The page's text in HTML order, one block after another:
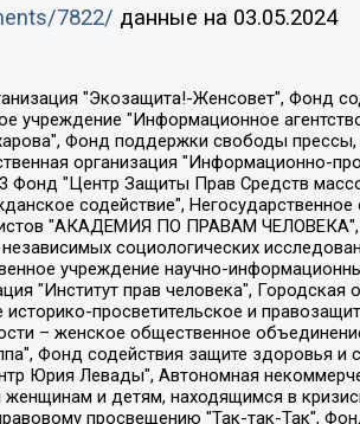
7822/ данные на 03.05.2024
информационное агентство "MEDIUM-ORIENT", Красноярская региональная общественная организация "Мы против СПИДа", Камалягин Денис Николаевич, Маркелов Сергей Евгеньевич, Пономарев Лев Александрович, Савицкая Людмила Алексеевна, Автономная некоммерческая организация "Центр по работе с проблемой насилия "НАСИЛИЮ.НЕТ", Межрегиональный профессиональный союз работников здравоохранения "Альянс врачей", Юридическое лицо, зарегистрированное в Латвийской Республике, SIA "Medusa Project" (регистрационный номер 40103797863, дата регистрации 10.06.2014), Некоммерческая организация "Фонд по борьбе с коррупцией", Автономная некоммерческая организация "Институт права и публичной политики", Баданин Роман Сергеевич, Гликин Максим Александрович, Железнова Мария Михайловна, Лукьянова Юлия Сергеевна, Маетная Елизавета Витальевна, Маняхин Петр Борисович, Чуракова Ольга Владимировна, Ярош Юлия Петровна, Юридическое лицо "The Insider SIA", зарегистрированное в Риге, Латвийская Республика (дата регистрации 26.06.2015), являющееся администратором доменного имени интернет-издания "The Insider SIA", https://theins.ru, Постернак Алексей Евгеньевич, Рубин Михаил Аркадьевич, Анин Роман Александрович, Юридическое лицо Istories fonds, зарегистрированное в Латвийской Республике (регистрационный номер 50008295751, дата регистрации 24.02.2020), Великовский Дмитрий Александрович, Долинина Ирина Николаевна, Мароховская Алеся Алексеевна, Шлейнов Роман Юрьевич, Шмагун Олеся Валентиновна, Общество с ограниченной ответственностью "Альтаир 2021", Общество с ограниченной ответственностью "Вега 2021", Общество с ограниченной ответственностью "Главный редактор 2021", Общество с ограниченной ответственностью "Ромашки монолит", Важенков Артем Валерьевич, Ивановская областная общественная организация "Центр гендерных исследований", Гурман Юрий Альбертович, Медиапроект "ОВД-Инфо", Егоров Владимир Владимирович, Жилинский Владимир Александрович, Общество с ограниченной ответственностью "ЗП", Иванова София Юрьевна, Карезина Инна Павловна, Кильтау Екатерина Викторовна, Петров Алексей Викторович, Пискунов Сергей Евгеньевич, Смирнов Сергей Сергеевич, Тихонов Михаил Сергеевич, Общество с ограниченной ответственностью "ЖУРНАЛИСТ-ИНОСТРАННЫЙ АГЕНТ", Арапова Галина Юрьевна, Вольтская Татьяна Анатольевна, Американская компания "Mason G.E.S. Anonymous Foundation" (США), являющаяся владельцем интернет-